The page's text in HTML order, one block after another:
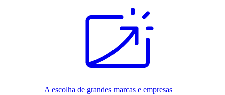
A escolha de grandes marcas e empresas